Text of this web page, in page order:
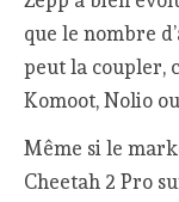
que le nombre
peut la coupler,
Komoot, Nolio
Même si le
Cheetah 2 Pro